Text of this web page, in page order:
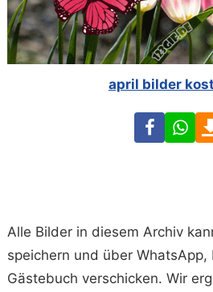
april bilder
Alle Bilder in diesem Archiv
speichern und über
Gästebuch verschicken. Wir